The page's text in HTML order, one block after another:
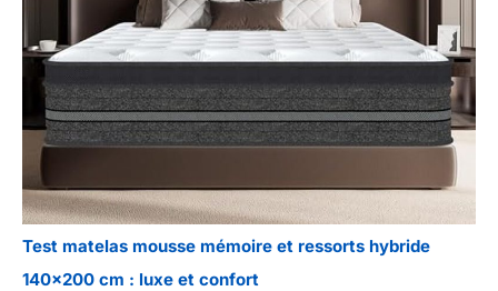
Test matelas mousse mémoire et ressorts hybride
140×200 cm : luxe et confort